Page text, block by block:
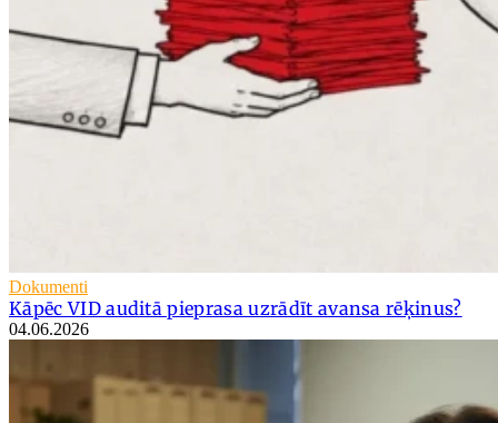
Dokumenti
Kāpēc VID auditā pieprasa uzrādīt avansa rēķinus?
04.06.2026